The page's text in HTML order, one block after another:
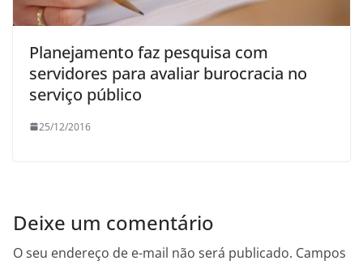
Planejamento faz pesquisa com
servidores para avaliar burocracia no
serviço público
25/12/2016
Deixe um comentário
O seu endereço de e-mail não será publicado. Campos